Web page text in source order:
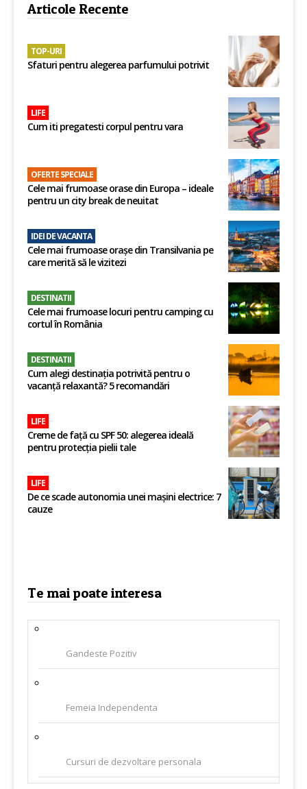
Articole Recente
TOP-URI
Sfaturi pentru alegerea parfumului potrivit
LIFE
Cum iti pregatesti corpul pentru vara
OFERTE SPECIALE
Cele mai frumoase orase din Europa – ideale
pentru un city break de neuitat
IDEI DE VACANTA
Cele mai frumoase orașe din Transilvania pe
care merită să le vizitezi
DESTINATII
Cele mai frumoase locuri pentru camping cu
cortul în România
DESTINATII
Cum alegi destinația potrivită pentru o
vacanță relaxantă? 5 recomandări
LIFE
Creme de față cu SPF 50: alegerea ideală
pentru protecția pielii tale
LIFE
De ce scade autonomia unei mașini electrice: 7
cauze
Te mai poate interesa
Gandeste Pozitiv
Femeia Independenta
Cursuri de dezvoltare personala